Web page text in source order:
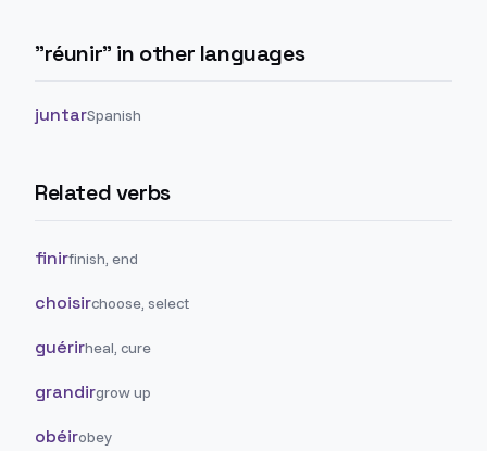
"réunir" in other languages
juntarSpanish
Related verbs
finirfinish, end
choisirchoose, select
guérirheal, cure
grandirgrow up
obéirobey